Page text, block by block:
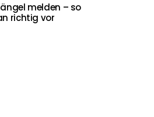
melden – so
richtig vor